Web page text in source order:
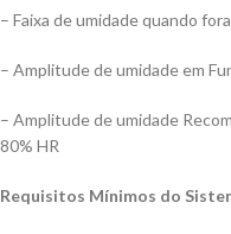
– Faixa de umidade quando
– Amplitude de umidade em
– Amplitude de umidade
80% HR
Requisitos Mínimos do